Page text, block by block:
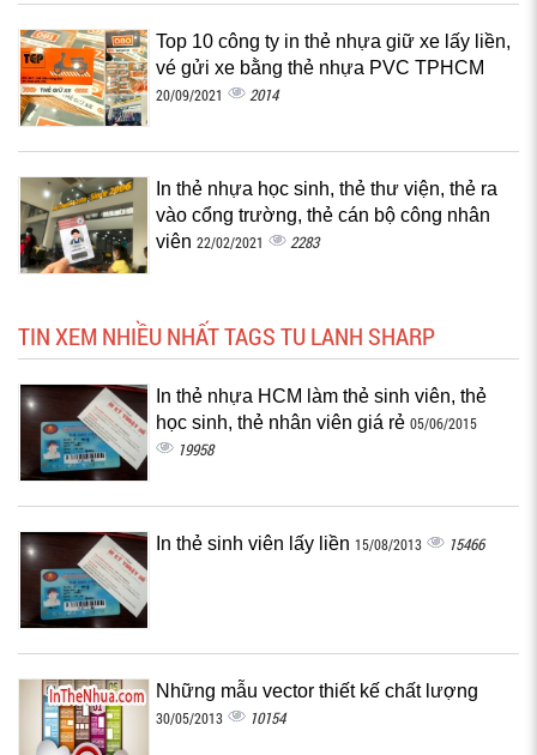
Top 10 công ty in thẻ nhựa giữ xe lấy liền,
vé gửi xe bằng thẻ nhựa PVC TPHCM
20/09/2021 2014
In thẻ nhựa học sinh, thẻ thư viện, thẻ ra
vào cổng trường, thẻ cán bộ công nhân
viên 22/02/2021 2283
TIN XEM NHIỀU NHẤT TAGS TU LANH SHARP
In thẻ nhựa HCM làm thẻ sinh viên, thẻ
học sinh, thẻ nhân viên giá rẻ 05/06/2015
19958
In thẻ sinh viên lấy liền 15/08/2013 15466
Những mẫu vector thiết kế chất lượng
30/05/2013 10154